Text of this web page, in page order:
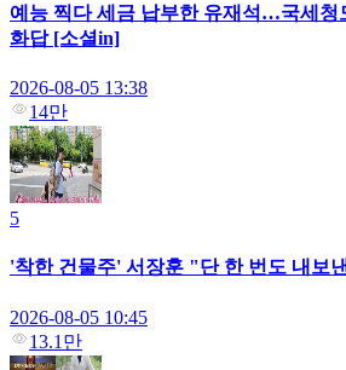
예능 찍다 세금 납부한 유재석…국세
화답 [소셜in]
2026-08-05 13:38
14만
5
'착한 건물주' 서장훈 "단 한 번도 내보
2026-08-05 10:45
13.1만